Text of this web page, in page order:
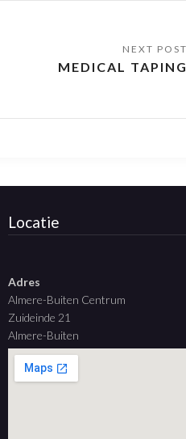
MEDICAL TAPING
Locatie
Adres
Almere-Buiten Centrum
Zuideinde 21
Almere-Buiten